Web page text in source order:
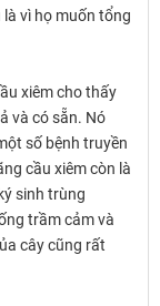
vì họ muốn tổng
xiêm cho thấy
và có sẵn. Nó
số bệnh truyền
cầu xiêm còn là
sinh trùng
trầm cảm và
cây cũng rất